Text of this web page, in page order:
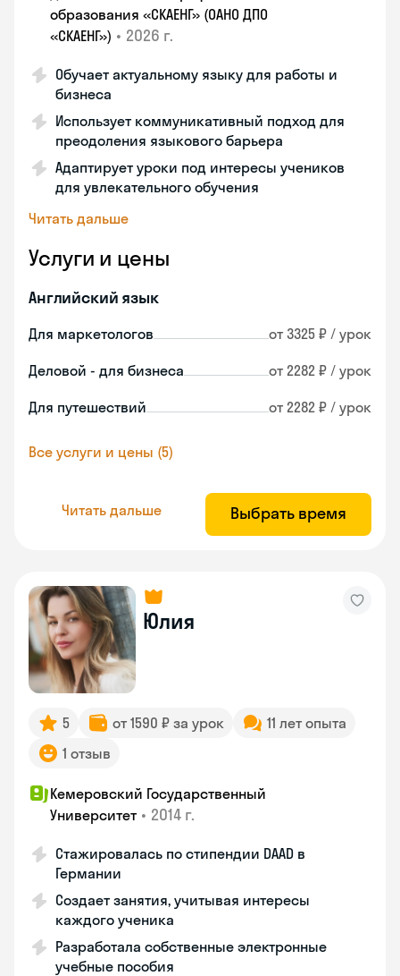
образования «СКАЕНГ» (ОАНО ДПО
«СКАЕНГ») • 2026 г.
Обучает актуальному языку для работы и
бизнеса
Использует коммуникативный подход для
преодоления языкового барьера
Адаптирует уроки под интересы учеников
для увлекательного обучения
Читать дальше
Услуги и цены
Английский язык
Для маркетологов от 3325 ₽ / урок
Деловой - для бизнеса от 2282 ₽ / урок
Для путешествий от 2282 ₽ / урок
Все услуги и цены (5)
Читать дальше Выбрать время
Юлия
5 от 1590 ₽ за урок
11 лет опыта
1 отзыв
Кемеровский Государственный
Университет • 2014 г.
Стажировалась по стипендии DAAD в
Германии
Создает занятия, учитывая интересы
каждого ученика
Разработала собственные электронные
учебные пособия